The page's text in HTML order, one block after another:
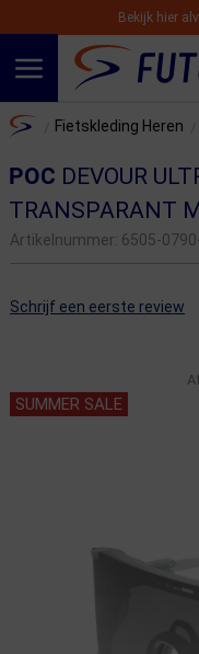
Bekijk hier
Home Fietskleding Heren
POC DEVOUR
TRANSPARANT
Artikelnummer: 6505-
Schrijf een eerste review
SUMMER SALE